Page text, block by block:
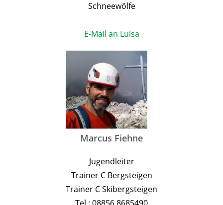
Schneewölfe
E-Mail an Luisa
Marcus Fiehne
Jugendleiter
Trainer C Bergsteigen
Trainer C Skibergsteigen